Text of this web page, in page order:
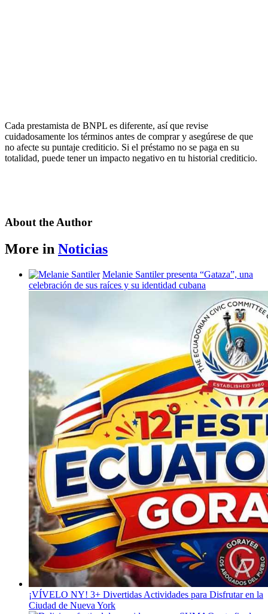
Cada prestamista de BNPL es diferente, así que revise
cuidadosamente los términos antes de comprar y asegúrese de que
no afecte su puntaje crediticio. Si el préstamo no se paga en su
totalidad, puede tener un impacto negativo en tu historial crediticio.
About the Author
More in Noticias
Melanie Santiler presenta “Gataza”, una
celebración de sus raíces y su identidad cubana
¡VÍVELO NY! 3+ Divertidas Actividades para Disfrutar en la
Ciudad de Nueva York